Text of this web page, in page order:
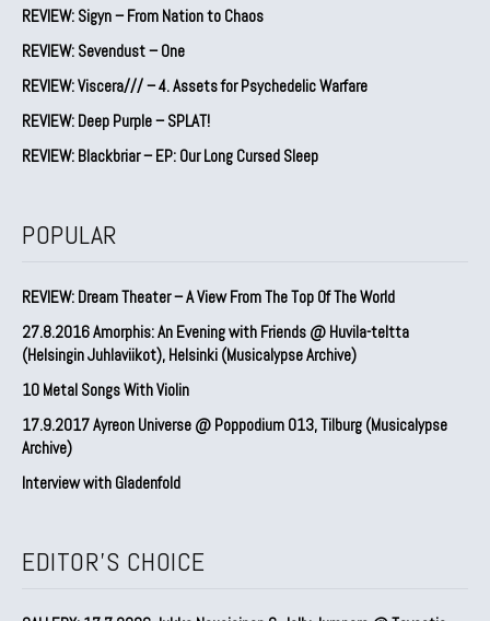
REVIEW: Sigyn – From Nation to Chaos
REVIEW: Sevendust – One
REVIEW: Viscera/// – 4. ⁠Assets for Psychedelic Warfare
REVIEW: Deep Purple – SPLAT!
REVIEW: Blackbriar – EP: Our Long Cursed Sleep
POPULAR
REVIEW: Dream Theater – A View From The Top Of The World
27.8.2016 Amorphis: An Evening with Friends @ Huvila-teltta
(Helsingin Juhlaviikot), Helsinki (Musicalypse Archive)
10 Metal Songs With Violin
17.9.2017 Ayreon Universe @ Poppodium 013, Tilburg (Musicalypse
Archive)
Interview with Gladenfold
EDITOR'S CHOICE